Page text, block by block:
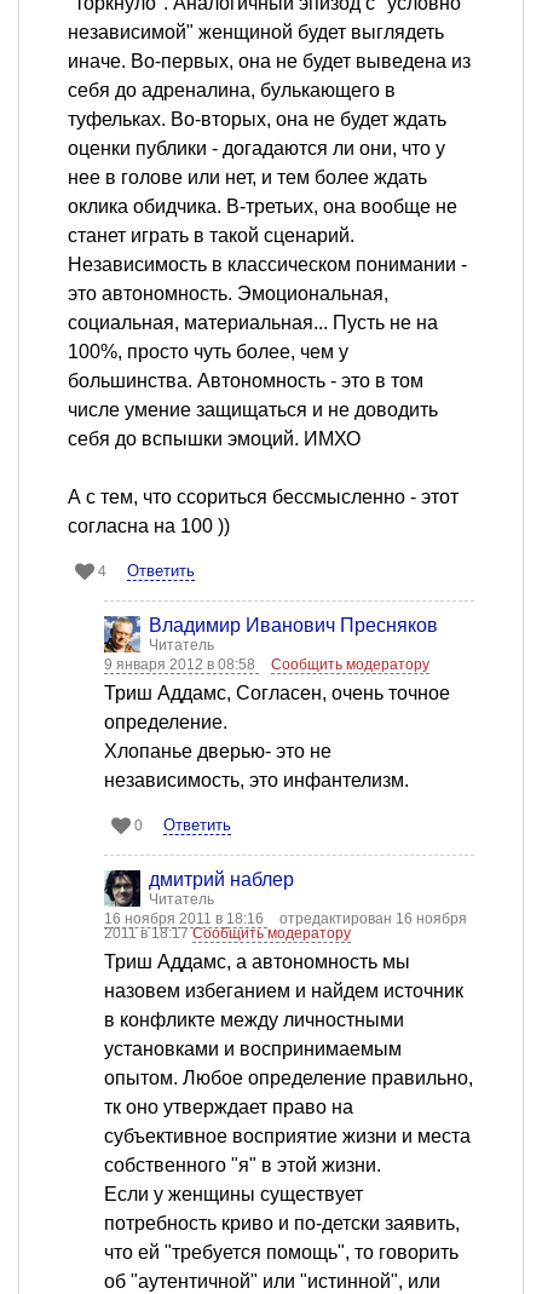
независимой" женщиной будет выглядеть
иначе. Во-первых, она не будет выведена из
себя до адреналина, булькающего в
туфельках. Во-вторых, она не будет ждать
оценки публики - догадаются ли они, что у
нее в голове или нет, и тем более ждать
оклика обидчика. В-третьих, она вообще не
станет играть в такой сценарий.
Независимость в классическом понимании -
это автономность. Эмоциональная,
социальная, материальная... Пусть не на
100%, просто чуть более, чем у
большинства. Автономность - это в том
числе умение защищаться и не доводить
себя до вспышки эмоций. ИМХО
А с тем, что ссориться бессмысленно - этот
согласна на 100 ))
4 Ответить
Владимир Иванович Пресняков
Читатель
9 января 2012 в 08:58
Сообщить модератору
Триш Аддамс, Согласен, очень точное
определение.
Хлопанье дверью- это не
независимость, это инфантелизм.
0 Ответить
дмитрий наблер
Читатель
16 ноября 2011 в 18:16
отредактирован 16 ноября
2011 в 18:17Сообщить модератору
Триш Аддамс, а автономность мы
назовем избеганием и найдем источник
в конфликте между личностными
установками и воспринимаемым
опытом. Любое определение правильно,
тк оно утверждает право на
субъективное восприятие жизни и места
собственного "я" в этой жизни.
Если у женщины существует
потребность криво и по-детски заявить,
что ей "требуется помощь", то говорить
об "аутентичной" или "истинной", или